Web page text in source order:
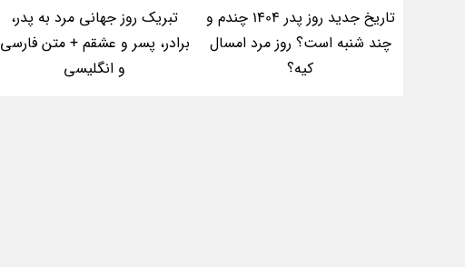
تاریخ جدید روز پدر 1404 چندم و
چند شنبه است؟ روز مرد امسال
کیه؟
تبریک روز جهانی مرد به پدر،
برادر، پسر و عشقم + متن فارسی
و انگلیسی